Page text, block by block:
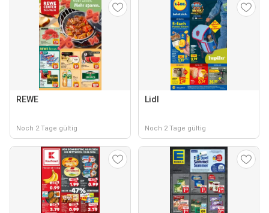
REWE
Noch 2 Tage gültig
Lidl
Noch 2 Tage gültig